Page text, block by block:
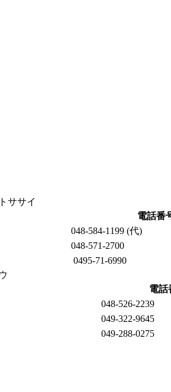
ササイ
電話番
048-584-1199 (代)
048-571-2700
0495-71-6990
電話
048-526-2239
049-322-9645
049-288-0275